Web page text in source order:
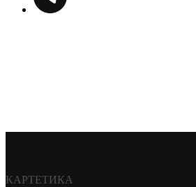
КАРТЕТИКА